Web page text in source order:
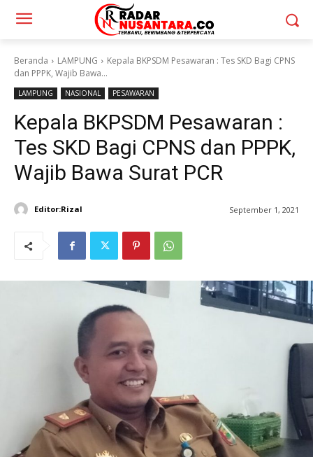
Beranda LAMPUNG
Kepala BKPSDM Pesawaran : Tes SKD Bagi CPNS
dan PPPK, Wajib Bawa...
LAMPUNG NASIONAL PESAWARAN
Kepala BKPSDM Pesawaran :
Tes SKD Bagi CPNS dan PPPK,
Wajib Bawa Surat PCR
Editor:Rizal September 1, 2021